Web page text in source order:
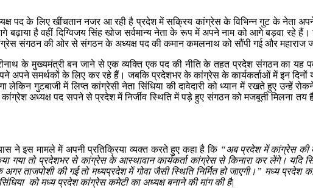
पद के लिए खींचतान नजर आ रही है प्रदेश में सक्रिय कांग्रेस के विभिन्न गुट के नेता
है वहीं दिग्विजय सिंह खोज सर्वमान्य नेता के रूप में अपने नाम को आगे बड़वा रहे
संगठन की ओर से संगठन के अध्यक्ष पद की कमान कमलनाथ को सौंपी गई और महाराज
के मुख्यमंत्री बन जाने से एक व्यक्ति एक पद की नीति के तहत प्रदेश संगठन का यह
अपने समर्थकों के लिए कर रहे हैं। जबकि प्रदेशभर के कांग्रेस के कार्यकर्ताओं में इन दिनों यह
गुटबाजी में लिप्त कांग्रेसी नेता सिंधिया की दावेदारी को ध्यान में रखते हुए उन्हें
कांग्रेश अध्यक्ष पद सपने से प्रदेश में निर्जीव स्थिति में पड़े हुए संगठन को मजबूती मिलना तय
ने इस मामले में अपनी प्रतिक्रिया व्यक्त करते हुए कहा है कि “अब प्रदेश में कांग्रेस की
गया तो प्रदेशभर से कांग्रेस के आस्थावान कार्यकर्ता कांग्रेस से किनारा कर लेंगे।
अगर ताजपोशी की गई तो मध्यप्रदेश में गोवा जैसी स्थिति निर्मित हो जाएगी।” मध्य
को मध्य प्रदेश कांग्रेस कमेटी का अध्यक्ष बनाने की मांग की है|